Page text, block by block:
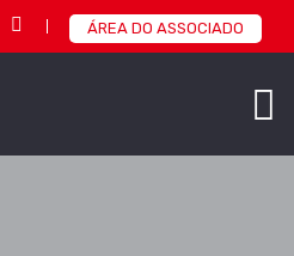
ÁREA DO ASSOCIADO